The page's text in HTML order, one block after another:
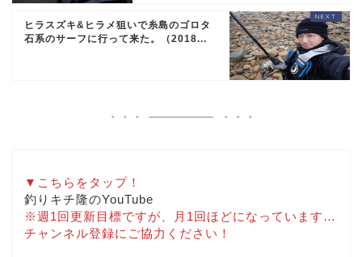
ヒラスズキ&ヒラメ狙いで糸島のゴロタ
石系のサーフに行って来た。（2018...
▼こちらをタップ！
釣りキチ隆のYouTube
※週1回更新目標ですが、月1回ほどになっています…
チャンネル登録にご協力ください！